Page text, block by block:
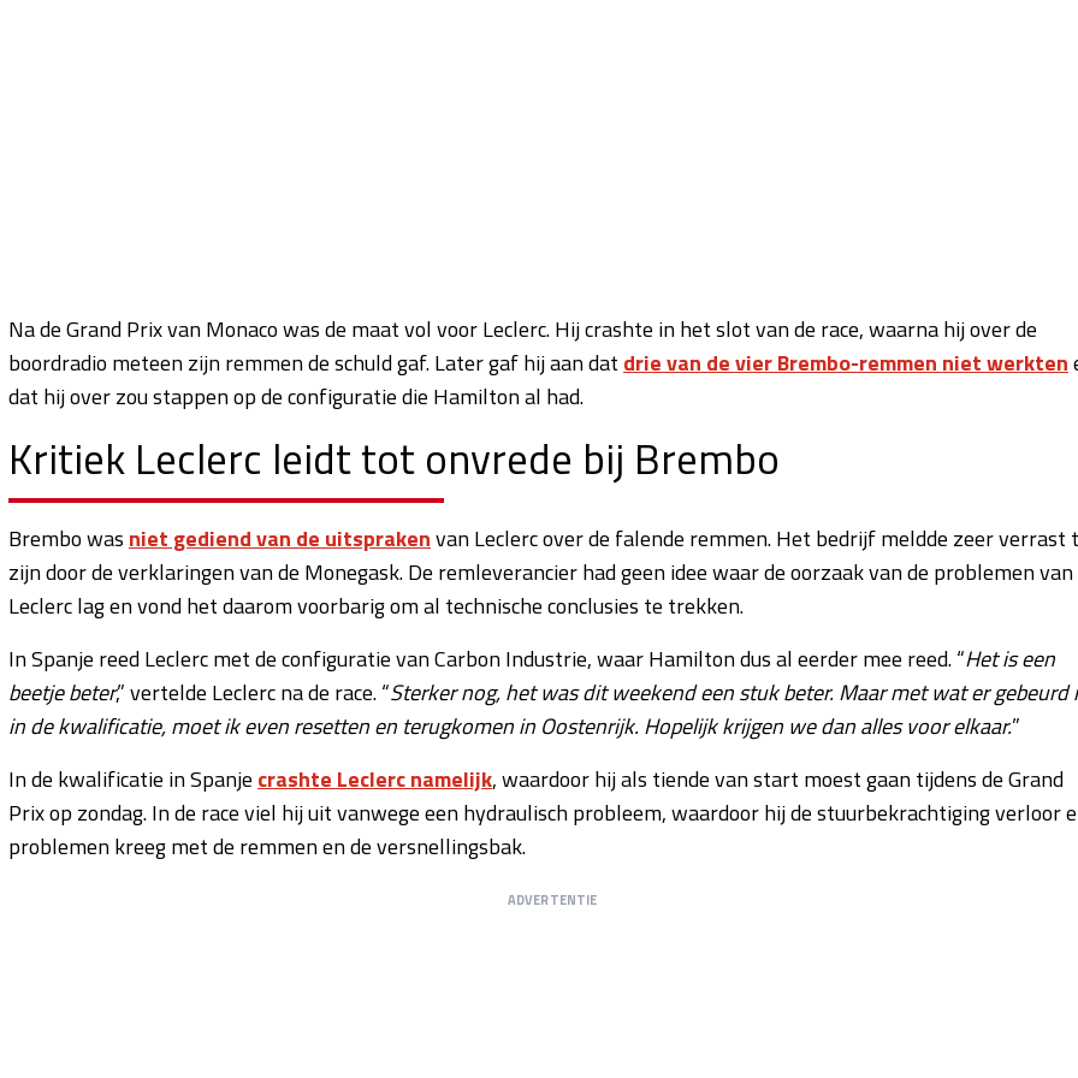
Na de Grand Prix van Monaco was de maat vol voor Leclerc. Hij crashte in het slot van de race, waarna hij over de
boordradio meteen zijn remmen de schuld gaf. Later gaf hij aan dat drie van de vier Brembo-remmen niet werkten
dat hij over zou stappen op de configuratie die Hamilton al had.
Kritiek Leclerc leidt tot onvrede bij Brembo
Brembo was niet gediend van de uitsprakenvan Leclerc over de falende remmen. Het bedrijf meldde zeer verrast
zijn door de verklaringen van de Monegask. De remleverancier had geen idee waar de oorzaak van de problemen van
Leclerc lag en vond het daarom voorbarig om al technische conclusies te trekken.
In Spanje reed Leclerc met de configuratie van Carbon Industrie, waar Hamilton dus al eerder mee reed. “Het is een
beetje beter,” vertelde Leclerc na de race. “Sterker nog, het was dit weekend een stuk beter. Maar met wat er gebeurd
in de kwalificatie, moet ik even resetten en terugkomen in Oostenrijk. Hopelijk krijgen we dan alles voor elkaar.”
In de kwalificatie in Spanje crashte Leclerc namelijk, waardoor hij als tiende van start moest gaan tijdens de Grand
Prix op zondag. In de race viel hij uit vanwege een hydraulisch probleem, waardoor hij de stuurbekrachtiging verloor
problemen kreeg met de remmen en de versnellingsbak.
ADVERTENTIE